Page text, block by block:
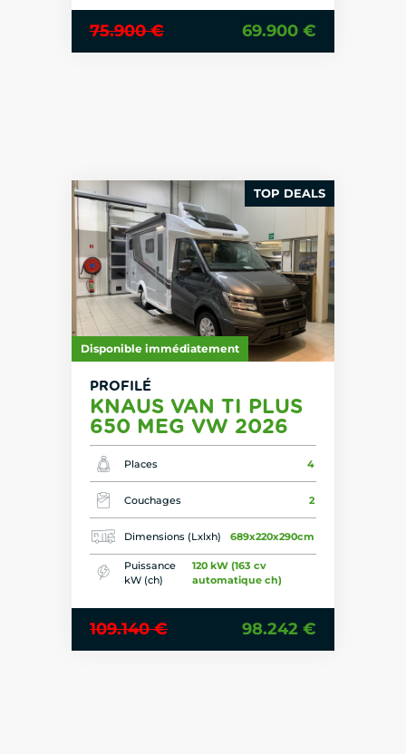
75.900 € 69.900 €
TOP DEALS
Disponible immédiatement
PROFILÉ
KNAUS VAN TI PLUS
650 MEG VW 2026
Places 4
Couchages 2
Dimensions (Lxlxh) 689x220x290cm
Puissance
kW (ch)
120 kW (163 cv
automatique ch)
109.140 € 98.242 €